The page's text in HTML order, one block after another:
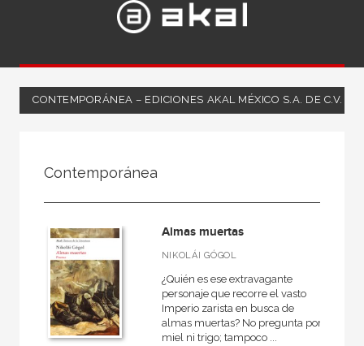
CONTEMPORÁNEA – EDICIONES AKAL MÉXICO S.A. DE C.V.
Ciencias humanas y sociales
Lengua y literatura
Contemporánea
MATERIAS
General
Contemporánea
Almas muertas
NIKOLÁI GÓGOL
¿Quién es ese extravagante
personaje que recorre el vasto
Imperio zarista en busca de
almas muertas? No pregunta por
miel ni trigo; tampoco ...